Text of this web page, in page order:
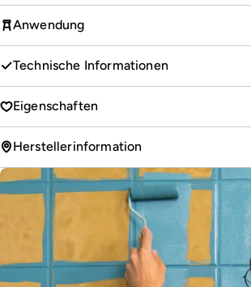
Anwendung
Technische Informationen
Eigenschaften
Herstellerinformation